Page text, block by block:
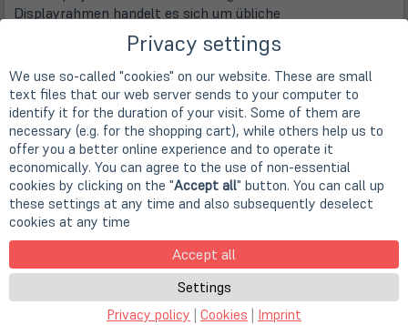
Displayrahmen handelt es sich um übliche
Gebrauchsspuren, die durch Krafteinwirkungen beim Auf-
und Zuklappen und eine falsche Transportweise entstehen
können.
Beispielbilder:
Achtung! Bei diesen Bildern handelt es sich
vom jeweiligen Produkt, sondern lediglich um Beispielbilder
zur Verdeutlichung der Fehlerkategorie!
Privacy settings
We use so-called "cookies" on our website. These are small
text files that our web server sends to your computer to
identify it for the duration of your visit. Some of them are
necessary (e.g. for the shopping cart), while others help us to
offer you a better online experience and to operate it
economically. You can agree to the use of non-essential
cookies by clicking on the "Accept all" button. You can call up
these settings at any time and also subsequently deselect
cookies at any time
Accept all
Settings
Privacy policy | Cookies | Imprint